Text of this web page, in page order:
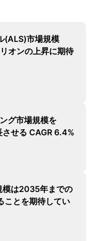
(ALS)市場規模
オンの上昇に期待
グ市場規模を
せる CAGR 6.4%
模は2035年までの
ことを期待してい